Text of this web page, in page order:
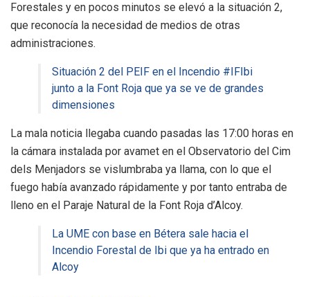
Forestales y en pocos minutos se elevó a la situación 2,
que reconocía la necesidad de medios de otras
administraciones.
Situación 2 del PEIF en el Incendio #IFIbi
junto a la Font Roja que ya se ve de grandes
dimensiones
La mala noticia llegaba cuando pasadas las 17:00 horas en
la cámara instalada por avamet en el Observatorio del Cim
dels Menjadors se vislumbraba ya llama, con lo que el
fuego había avanzado rápidamente y por tanto entraba de
lleno en el Paraje Natural de la Font Roja d’Alcoy.
La UME con base en Bétera sale hacia el
Incendio Forestal de Ibi que ya ha entrado en
Alcoy